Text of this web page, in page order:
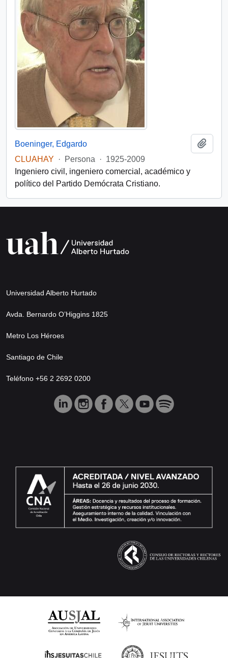
Boeninger, Edgardo
CLUAHAY
· Persona · 1925-2009
Ingeniero civil, ingeniero comercial, académico y
político del Partido Demócrata Cristiano.
Universidad Alberto Hurtado
Avda. Bernardo O’Higgins 1825
Metro Los Héroes
Santiago de Chile
Teléfono +56 2 2692 0200